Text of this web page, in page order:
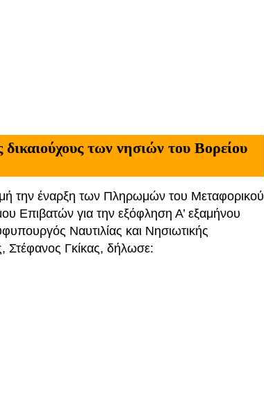
των νησιών του Βορείου
την έναρξη των Πληρωμών του Μεταφορικού
Επιβατών για την εξόφληση Α’ εξαμήνου
Ναυτιλίας και Νησιωτικής
Στέφανος Γκίκας, δήλωσε: